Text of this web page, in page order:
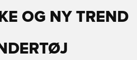
OG NY TREND